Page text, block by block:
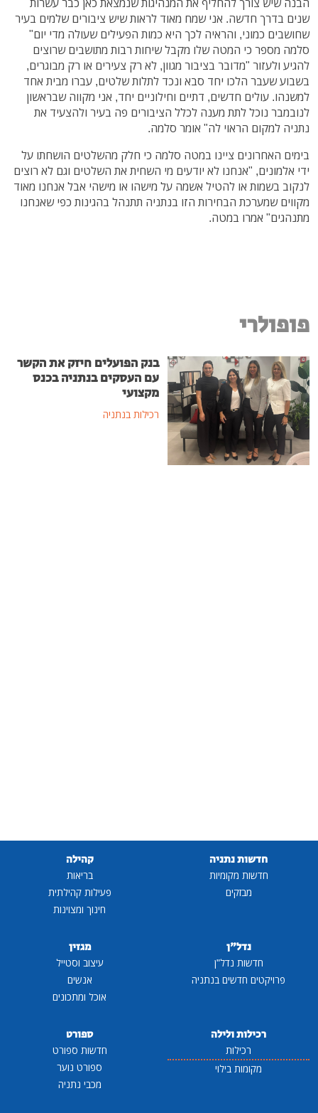
שנים בדרך חדשה. אני שמח מאוד לראות שיש ציבורים שלמים בעיר
שחושבים כמוני, והראיה לכך היא כמות הפעילים שעולה מדי יום"
סלמה מספר כי המטה שלו מקבל שיחות רבות מתושבים שרוצים
להגיע ולעזור "מדובר בציבור מגוון, לא רק צעירים או רק מבוגרים,
בשבוע שעבר הלכו יחד סבא ונכד לתלות שלטים, עברו מבית אחד
למשנהו. עולים חדשים, דתיים וחילוניים יחד, אני מקווה שבראשון
לנובמבר נוכל לתת מענה לכלל הציבורים פה בעיר ולהצעיד את
נתניה למקום הראוי לה" אומר סלמה.
בימים האחרונים ציינו במטה סלמה כי חלק מהשלטים הושחתו על
ידי אלמונים, "אנחנו לא יודעים מי השחית את השלטים וגם לא רוצים
לנקוב בשמות או להטיל אשמה על מישהו או מישהי אבל אנחנו מאוד
מקווים שמערכת הבחירות הזו בנתניה תתנהל בהגינות כפי שאנחנו
מתנהגים" אמרו במטה.
פופולרי
בנק הפועלים חיזק את הקשר
עם העסקים בנתניה בכנס
מקצועי
רכילות בנתניה
חדשות נתניה
חדשות מקומיות
מבזקים
קהילה
בריאות
פעילות קהילתית
חינוך ומצוינות
נדל"ן
חדשות נדל"ן
פרויקטים חדשים בנתניה
מגזין
עיצוב וסטייל
אנשים
אוכל ומתכונים
רכילות ולילה
רכילות
מקומות בילוי
ספורט
חדשות ספורט
ספורט נוער
מכבי נתניה